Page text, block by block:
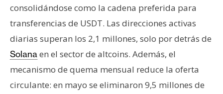
consolidándose como la cadena preferida para
transferencias de USDT. Las direcciones activas
diarias superan los 2,1 millones, solo por detrás de
Solana en el sector de altcoins. Además, el
mecanismo de quema mensual reduce la oferta
circulante: en mayo se eliminaron 9,5 millones de